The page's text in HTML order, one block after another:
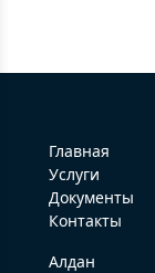
Главная
Услуги
Документы
Контакты
Алдан